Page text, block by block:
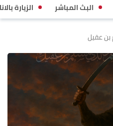
البث المباشر الزيارة
عقيل